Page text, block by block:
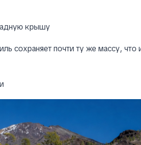
крышу
сохраняет почти ту же массу, что